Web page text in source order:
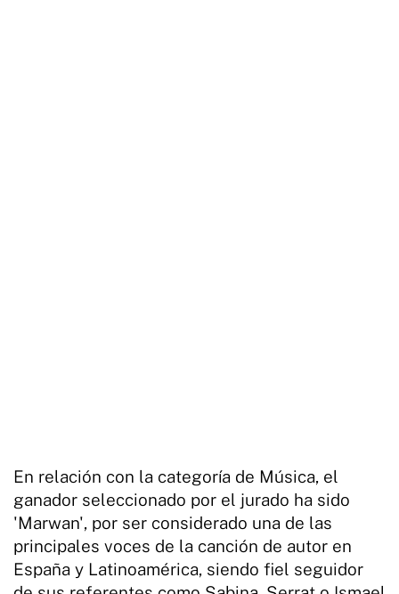
En relación con la categoría de Música, el
ganador seleccionado por el jurado ha sido
'Marwan', por ser considerado una de las
principales voces de la canción de autor en
España y Latinoamérica, siendo fiel seguidor